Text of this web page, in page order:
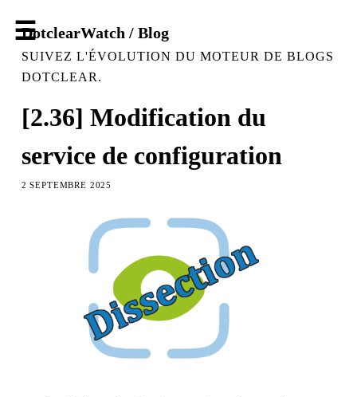
DotclearWatch / Blog
SUIVEZ L'ÉVOLUTION DU MOTEUR DE BLOGS
DOTCLEAR.
[2.36] Modification du
service de configuration
2 SEPTEMBRE 2025